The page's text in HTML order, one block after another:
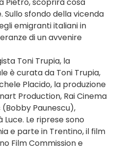
Sullo sfondo della vicenda
emigranti italiani in
di un avvenire
Toni Trupia, la
è curata da Toni Trupia,
Placido, la produzione
Production, Rai Cinema
Paunescu),
Le riprese sono
e parte in Trentino, il film
Film Commission e